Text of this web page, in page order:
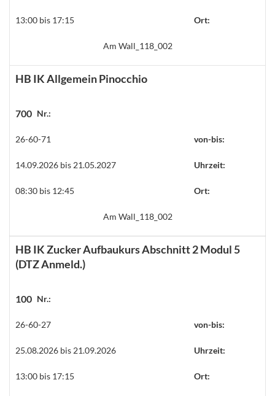
13:00 bis 17:15 Ort:
Am Wall_118_002
HB IK Allgemein Pinocchio
700 Nr.:
26-60-71 von-bis:
14.09.2026 bis 21.05.2027 Uhrzeit:
08:30 bis 12:45 Ort:
Am Wall_118_002
HB IK Zucker Aufbaukurs Abschnitt 2 Modul 5
(DTZ Anmeld.)
100 Nr.:
26-60-27 von-bis:
25.08.2026 bis 21.09.2026 Uhrzeit:
13:00 bis 17:15 Ort: